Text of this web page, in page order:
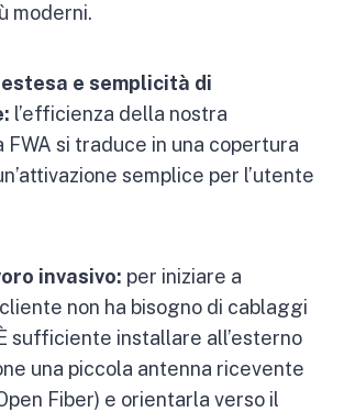
moderni.
e semplicità di
l’efficienza della nostra
si traduce in una copertura
semplice per l’utente
invasivo: per iniziare a
non ha bisogno di cablaggi
sufficiente installare all’esterno
una piccola antenna ricevente
Fiber) e orientarla verso il